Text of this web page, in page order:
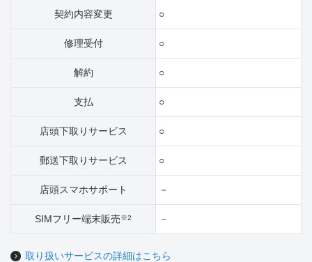
契約内容変更 ○
修理受付 ○
解約 ○
支払 ○
店頭下取りサービス ○
郵送下取りサービス ○
店頭スマホサポート －
SIMフリー端末販売※2 －
取り扱いサービスの詳細はこちら